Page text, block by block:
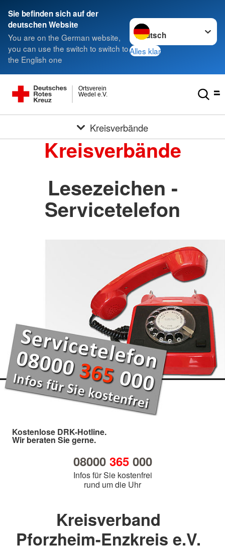
Sie befinden sich auf der
deutschen Website
You are on the German website,
you can use the switch to switch to
the English one
Sprache wechseln zu
Alles klar
Wedel e.V.
Ortsverein
Kreisverbände
Kreisverbände
Lesezeichen -
Servicetelefon
Kostenlose DRK-Hotline.
Wir beraten Sie gerne.
08000 365000
Infos für Sie kostenfrei
rund um die Uhr
Kreisverband
Pforzheim-Enzkreis e.V.